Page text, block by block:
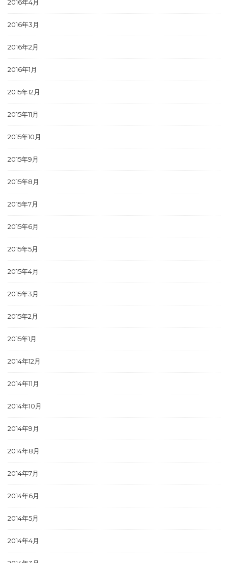
2016年4月
2016年3月
2016年2月
2016年1月
2015年12月
2015年11月
2015年10月
2015年9月
2015年8月
2015年7月
2015年6月
2015年5月
2015年4月
2015年3月
2015年2月
2015年1月
2014年12月
2014年11月
2014年10月
2014年9月
2014年8月
2014年7月
2014年6月
2014年5月
2014年4月